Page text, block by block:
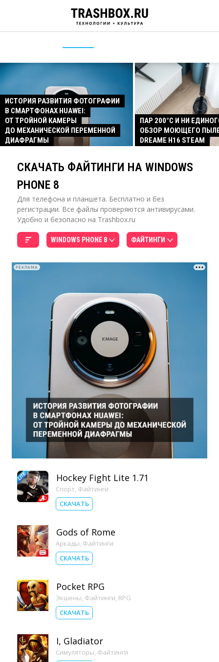
ИСТОРИЯ РАЗВИТИЯ ФОТОГРАФИИ
В СМАРТФОНАХ HUAWEI:
ОТ ТРОЙНОЙ КАМЕРЫ
ДО МЕХАНИЧЕСКОЙ ПЕРЕМЕННОЙ
ДИАФРАГМЫ
ПАР 200°C И НИ
ОБЗОР МОЮЩЕГО
DREAME H16 STEAM
СКАЧАТЬ ФАЙТИНГИ НА WINDOWS
PHONE 8
Для телефона и планшета. Бесплатно и без
регистрации. Все файлы проверяются антивирусами.
Удобно и безопасно на Trashbox.ru
WINDOWS PHONE 8 ФАЙТИНГИ
РЕКЛАМА
Hockey Fight Lite 1.71
Спорт, Файтинги
СКАЧАТЬ
Gods of Rome
Аркады, Файтинги
СКАЧАТЬ
Pocket RPG
Экшены, Файтинги, RPG
СКАЧАТЬ
I, Gladiator
Симуляторы, Файтинги